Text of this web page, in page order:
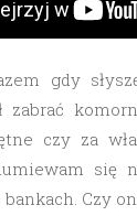
gdy
zabrać
czy za
się
Czy